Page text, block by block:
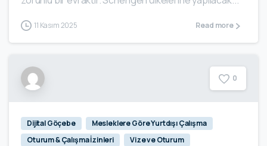
11 Kasım 2025 Read more
0
Dijital Göçebe
Mesleklere Göre Yurtdışı Çalışma
Oturum & Çalışma İzinleri
Vize ve Oturum